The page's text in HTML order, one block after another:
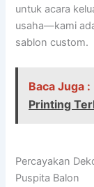
untuk acara
usaha—kami
sablon custom.
Baca Juga :
Printing
Percayakan
Puspita Balon